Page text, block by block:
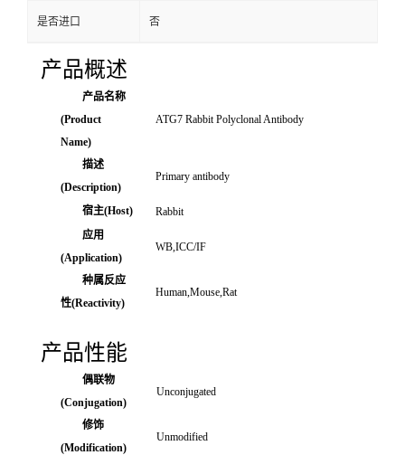
是否进口 否
产品概述
产品名称
(Product
Name)
ATG7 Rabbit Polyclonal Antibody
描述
(Description)
Primary antibody
宿主(Host)
Rabbit
应用
(Application)
WB,ICC/IF
种属反应
性(Reactivity)
Human,Mouse,Rat
产品性能
偶联物
(Conjugation)
Unconjugated
修饰
(Modification)
Unmodified